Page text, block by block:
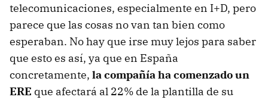
telecomunicaciones, especialmente en I+D, pero
parece que las cosas no van tan bien como
esperaban. No hay que irse muy lejos para saber
que esto es así, ya que en España
concretamente, la compañía ha comenzado un
ERE que afectará al 22% de la plantilla de su